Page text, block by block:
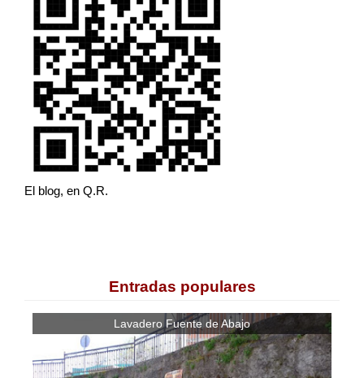
El blog, en Q.R.
Entradas populares
Lavadero Fuente de Abajo